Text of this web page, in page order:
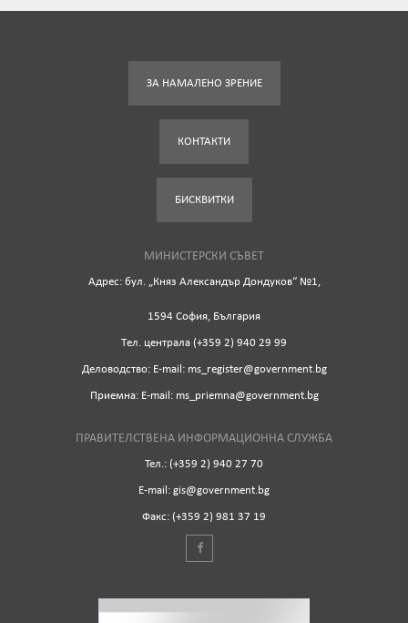
ЗА НАМАЛЕНО ЗРЕНИЕ
КОНТАКТИ
БИСКВИТКИ
МИНИСТЕРСКИ СЪВЕТ
Адрес: бул. „Княз Александър Дондуков“ №1,
1594 София, България
Tел. централа (+359 2) 940 29 99
Деловодство: Е-mail: ms_register@government.bg
Приемна: Е-mail: ms_priemna@government.bg
ПРАВИТЕЛСТВЕНА ИНФОРМАЦИОННА СЛУЖБА
Тел.: (+359 2) 940 27 70
Е-mail: gis@government.bg
Факс: (+359 2) 981 37 19